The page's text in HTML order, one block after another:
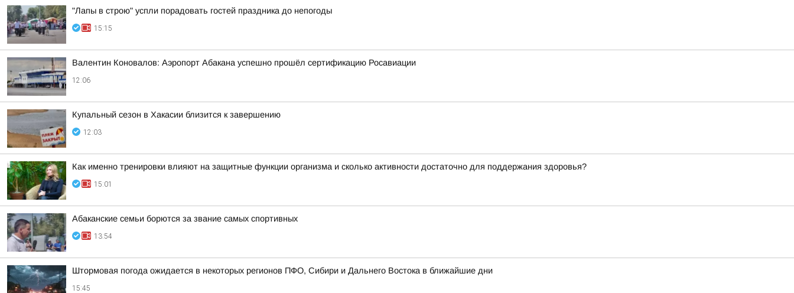
"Лапы в строю" успли порадовать гостей праздника до непогоды
15:15
Валентин Коновалов: Аэропорт Абакана успешно прошёл сертификацию Росавиации
12:06
Купальный сезон в Хакасии близится к завершению
12:03
Как именно тренировки влияют на защитные функции организма и сколько активности достаточно для поддержания здоровья?
15:01
Абаканские семьи борются за звание самых спортивных
13:54
Штормовая погода ожидается в некоторых регионов ПФО, Сибири и Дальнего Востока в ближайшие дни
15:45